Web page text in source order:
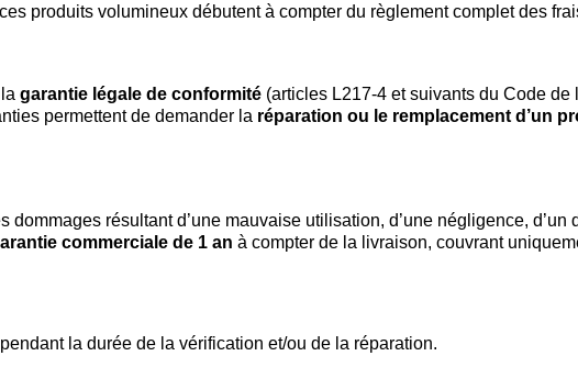
produits volumineux débutent à compter du règlement complet des
garantie légale de conformité (articles L217-4 et suivants du Code de
permettent de demander la réparation ou le remplacement d’un
dommages résultant d’une mauvaise utilisation, d’une négligence,
commerciale de 1 an à compter de la livraison, couvrant
la durée de la vérification et/ou de la réparation.